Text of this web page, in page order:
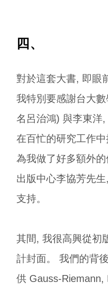
四、
對於這套大書, 即眼
我特別要感謝台大
名呂治鴻) 與李東洋
在百忙的研究工作
為我做了好多額外
出版中心李協芳先
支持。
其間, 我很高興從初
計封面。 我們的背
供 Gauss-Riemann,